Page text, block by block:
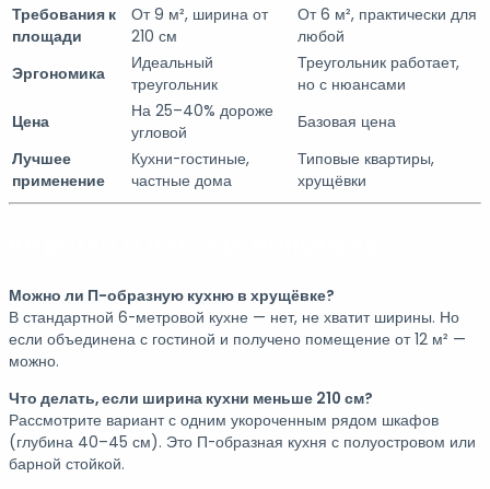
Требования к
площади
От 9 м², ширина от
210 см
От 6 м², практически для
любой
Эргономика
Идеальный
треугольник
Треугольник работает,
но с нюансами
Цена
На 25–40% дороже
угловой
Базовая цена
Лучшее
применение
Кухни-гостиные,
частные дома
Типовые квартиры,
хрущёвки
Можно ли П-образную кухню в хрущёвке?
В стандартной 6-метровой кухне — нет, не хватит ширины. Но
если объединена с гостиной и получено помещение от 12 м² —
можно.
Что делать, если ширина кухни меньше 210 см?
Рассмотрите вариант с одним укороченным рядом шкафов
(глубина 40–45 см). Это П-образная кухня с полуостровом или
барной стойкой.